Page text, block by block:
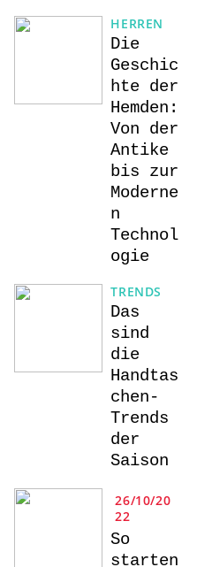
HERREN
Die
Geschic
hte der
Hemden:
Von der
Antike
bis zur
Moderne
n
Technol
ogie
TRENDS
Das
sind
die
Handtas
chen-
Trends
der
Saison
26/10/20
22
So
starten